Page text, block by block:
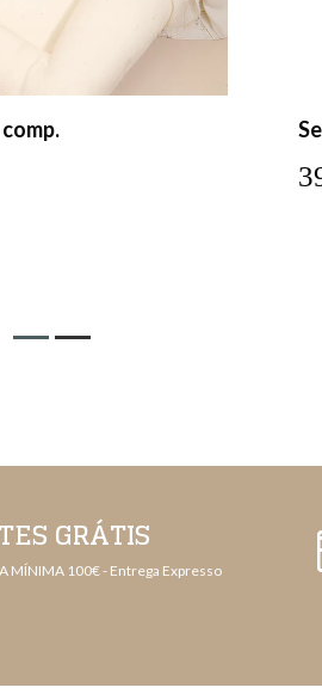
GRÁTIS
MÍNIMA 100€ - Entrega Expresso